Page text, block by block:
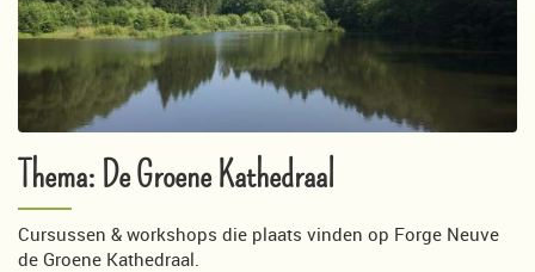
Thema: De Groene Kathedraal
Cursussen & workshops die plaats vinden op Forge Neuve
de Groene Kathedraal.